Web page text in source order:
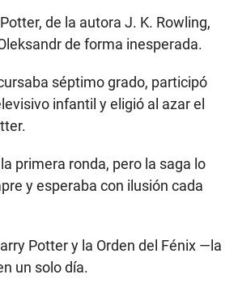
de la autora J. K. Rowling,
de forma inesperada.
séptimo grado, participó
infantil y eligió al azar el
primera ronda, pero la saga lo
y esperaba con ilusión cada
Potter y la Orden del Fénix —la
un solo día.